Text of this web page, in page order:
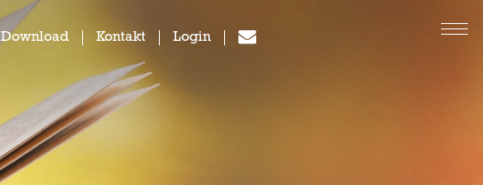
Download Kontakt Login